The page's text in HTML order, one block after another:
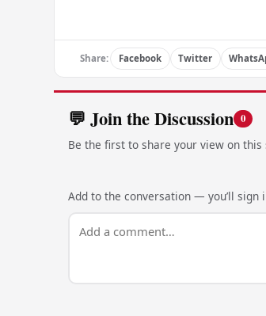
Share: Facebook Twitter
💬 Join the Discussion 0
Be the first to share your view on this
Add to the conversation — you’ll sign